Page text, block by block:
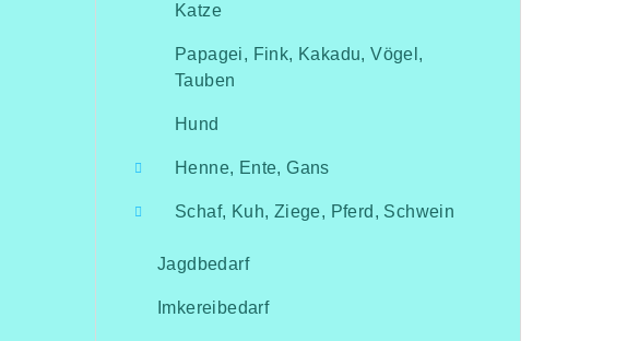
Katze
Papagei, Fink, Kakadu, Vögel,
Tauben
Hund
Henne, Ente, Gans
Schaf, Kuh, Ziege, Pferd, Schwein
Jagdbedarf
Imkereibedarf